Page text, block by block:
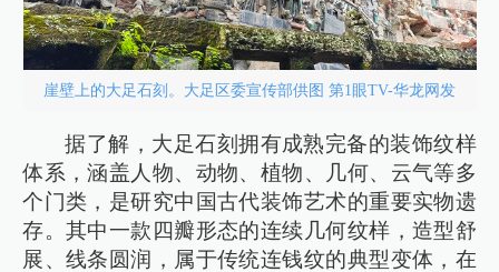
崖壁上的大足石刻。大足区委宣传部供图 第1眼TV-华龙网发
据了解，大足石刻拥有成熟完备的装饰纹样
体系，涵盖人物、动物、植物、几何、云气等多
个门类，是研究中国古代装饰艺术的重要实物遗
存。其中一款四瓣形态的连续几何纹样，造型舒
展、线条圆润，属于传统连钱纹的典型变体，在